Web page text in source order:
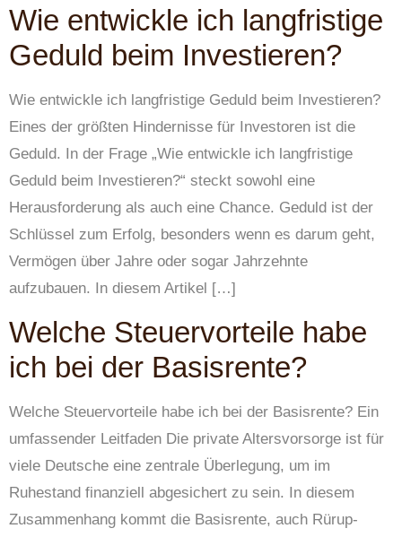
Wie entwickle ich langfristige
Geduld beim Investieren?
Wie entwickle ich langfristige Geduld beim Investieren?
Eines der größten Hindernisse für Investoren ist die
Geduld. In der Frage „Wie entwickle ich langfristige
Geduld beim Investieren?“ steckt sowohl eine
Herausforderung als auch eine Chance. Geduld ist der
Schlüssel zum Erfolg, besonders wenn es darum geht,
Vermögen über Jahre oder sogar Jahrzehnte
aufzubauen. In diesem Artikel […]
Welche Steuervorteile habe
ich bei der Basisrente?
Welche Steuervorteile habe ich bei der Basisrente? Ein
umfassender Leitfaden Die private Altersvorsorge ist für
viele Deutsche eine zentrale Überlegung, um im
Ruhestand finanziell abgesichert zu sein. In diesem
Zusammenhang kommt die Basisrente, auch Rürup-